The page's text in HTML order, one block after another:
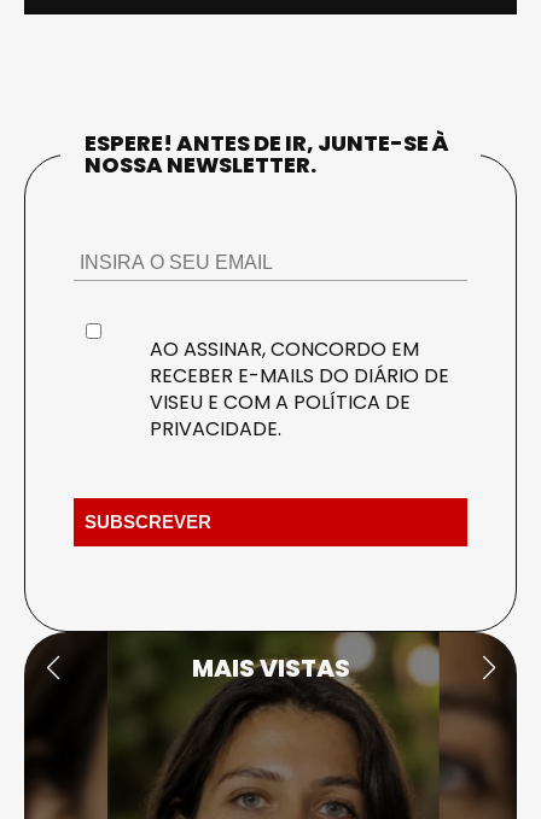
ESPERE! ANTES DE IR, JUNTE-SE À
NOSSA NEWSLETTER.
AO ASSINAR, CONCORDO EM
RECEBER E-MAILS DO DIÁRIO DE
VISEU E COM A POLÍTICA DE
PRIVACIDADE.
MAIS VISTAS